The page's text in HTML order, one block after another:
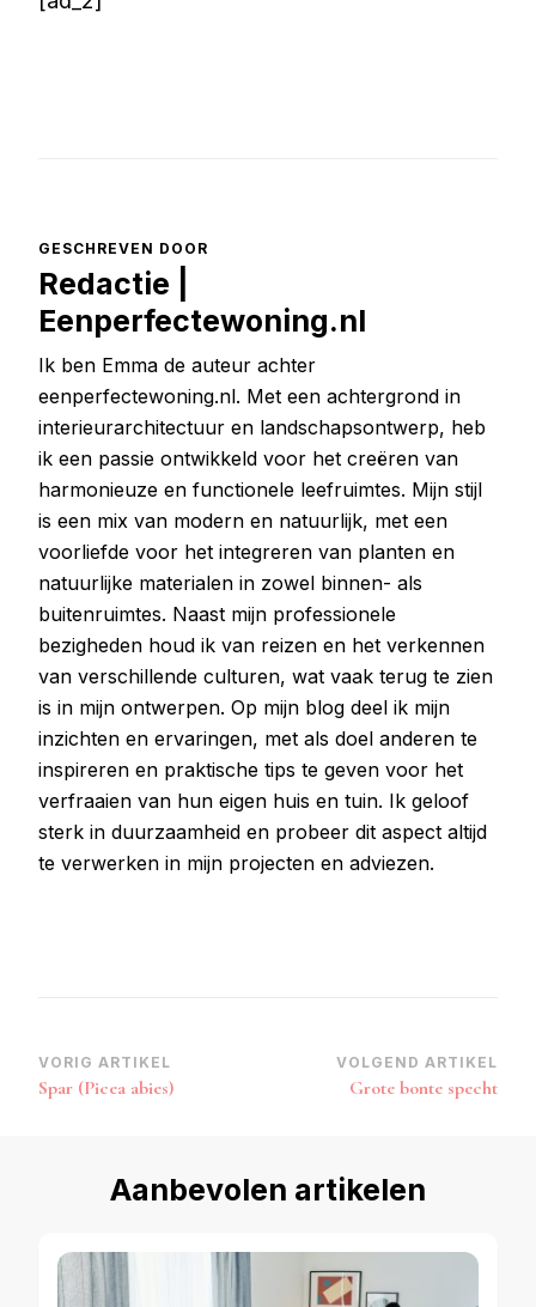
GESCHREVEN DOOR
Redactie |
Eenperfectewoning.nl
Ik ben Emma de auteur achter
eenperfectewoning.nl. Met een achtergrond in
interieurarchitectuur en landschapsontwerp, heb
ik een passie ontwikkeld voor het creëren van
harmonieuze en functionele leefruimtes. Mijn stijl
is een mix van modern en natuurlijk, met een
voorliefde voor het integreren van planten en
natuurlijke materialen in zowel binnen- als
buitenruimtes. Naast mijn professionele
bezigheden houd ik van reizen en het verkennen
van verschillende culturen, wat vaak terug te zien
is in mijn ontwerpen. Op mijn blog deel ik mijn
inzichten en ervaringen, met als doel anderen te
inspireren en praktische tips te geven voor het
verfraaien van hun eigen huis en tuin. Ik geloof
sterk in duurzaamheid en probeer dit aspect altijd
te verwerken in mijn projecten en adviezen.
Bericht
navigatie
VORIG ARTIKEL
Spar (Picea abies)
VOLGEND ARTIKEL
Grote bonte specht
Aanbevolen artikelen